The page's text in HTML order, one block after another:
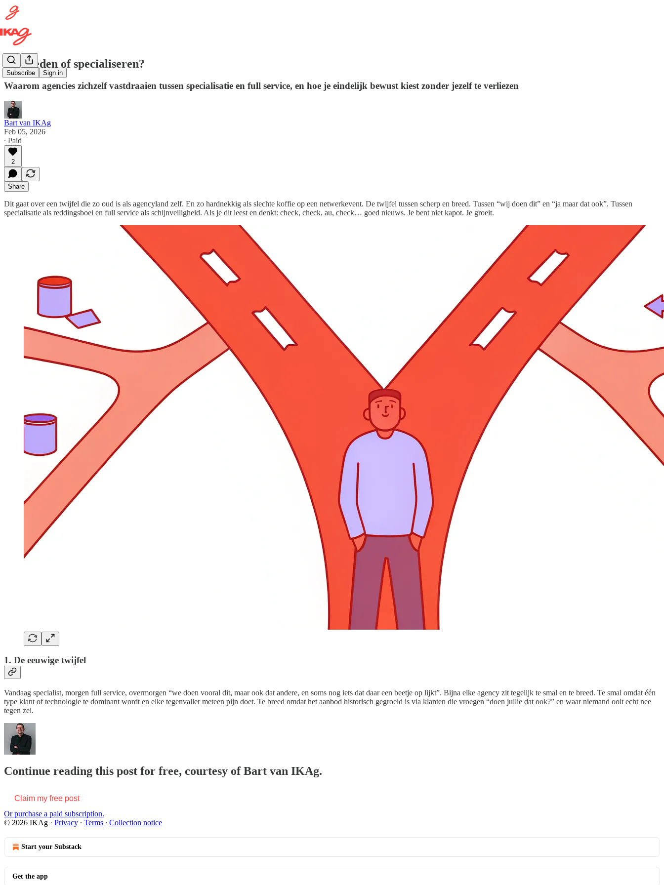
Subscribe Sign in
Verbreden of specialiseren?
Waarom agencies zichzelf vastdraaien tussen specialisatie en full service, en hoe je eindelijk bewust kiest zonder jezelf te verliezen
Bart van IKAg
Feb 05, 2026
∙ Paid
2
Share
Dit gaat over een twijfel die zo oud is als agencyland zelf. En zo hardnekkig als slechte koffie op een netwerkevent. De twijfel tussen scherp en breed. Tussen “wij doen dit” en “ja maar dat ook”. Tussen
specialisatie als reddingsboei en full service als schijnveiligheid. Als je dit leest en denkt: check, check, au, check… goed nieuws. Je bent niet kapot. Je groeit.
1. De eeuwige twijfel
Vandaag specialist, morgen full service, overmorgen “we doen vooral dit, maar ook dat andere, en soms nog iets dat daar een beetje op lijkt”. Bijna elke agency zit tegelijk te smal en te breed. Te smal omdat één
type klant of technologie te dominant wordt en elke tegenvaller meteen pijn doet. Te breed omdat het aanbod historisch gegroeid is via klanten die vroegen “doen jullie dat ook?” en waar niemand ooit echt nee
tegen zei.
Continue reading this post for free, courtesy of Bart van IKAg.
Claim my free post
Or purchase a paid subscription.
© 2026 IKAg · Privacy ∙ Terms ∙ Collection notice
Start your Substack
Get the app